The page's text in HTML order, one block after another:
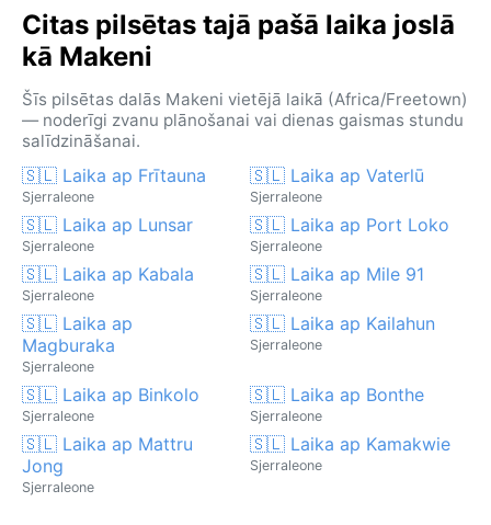
Citas pilsētas tajā pašā laika joslā
kā Makeni
Šīs pilsētas dalās Makeni vietējā laikā (Africa/Freetown)
— noderīgi zvanu plānošanai vai dienas gaismas stundu
salīdzināšanai.
🇸🇱 Laika ap Frītauna
Sjerraleone
🇸🇱 Laika ap Vaterlū
Sjerraleone
🇸🇱 Laika ap Lunsar
Sjerraleone
🇸🇱 Laika ap Port Loko
Sjerraleone
🇸🇱 Laika ap Kabala
Sjerraleone
🇸🇱 Laika ap Mile 91
Sjerraleone
🇸🇱 Laika ap
Magburaka
Sjerraleone
🇸🇱 Laika ap Kailahun
Sjerraleone
🇸🇱 Laika ap Binkolo
Sjerraleone
🇸🇱 Laika ap Bonthe
Sjerraleone
🇸🇱 Laika ap Mattru
Jong
Sjerraleone
🇸🇱 Laika ap Kamakwie
Sjerraleone